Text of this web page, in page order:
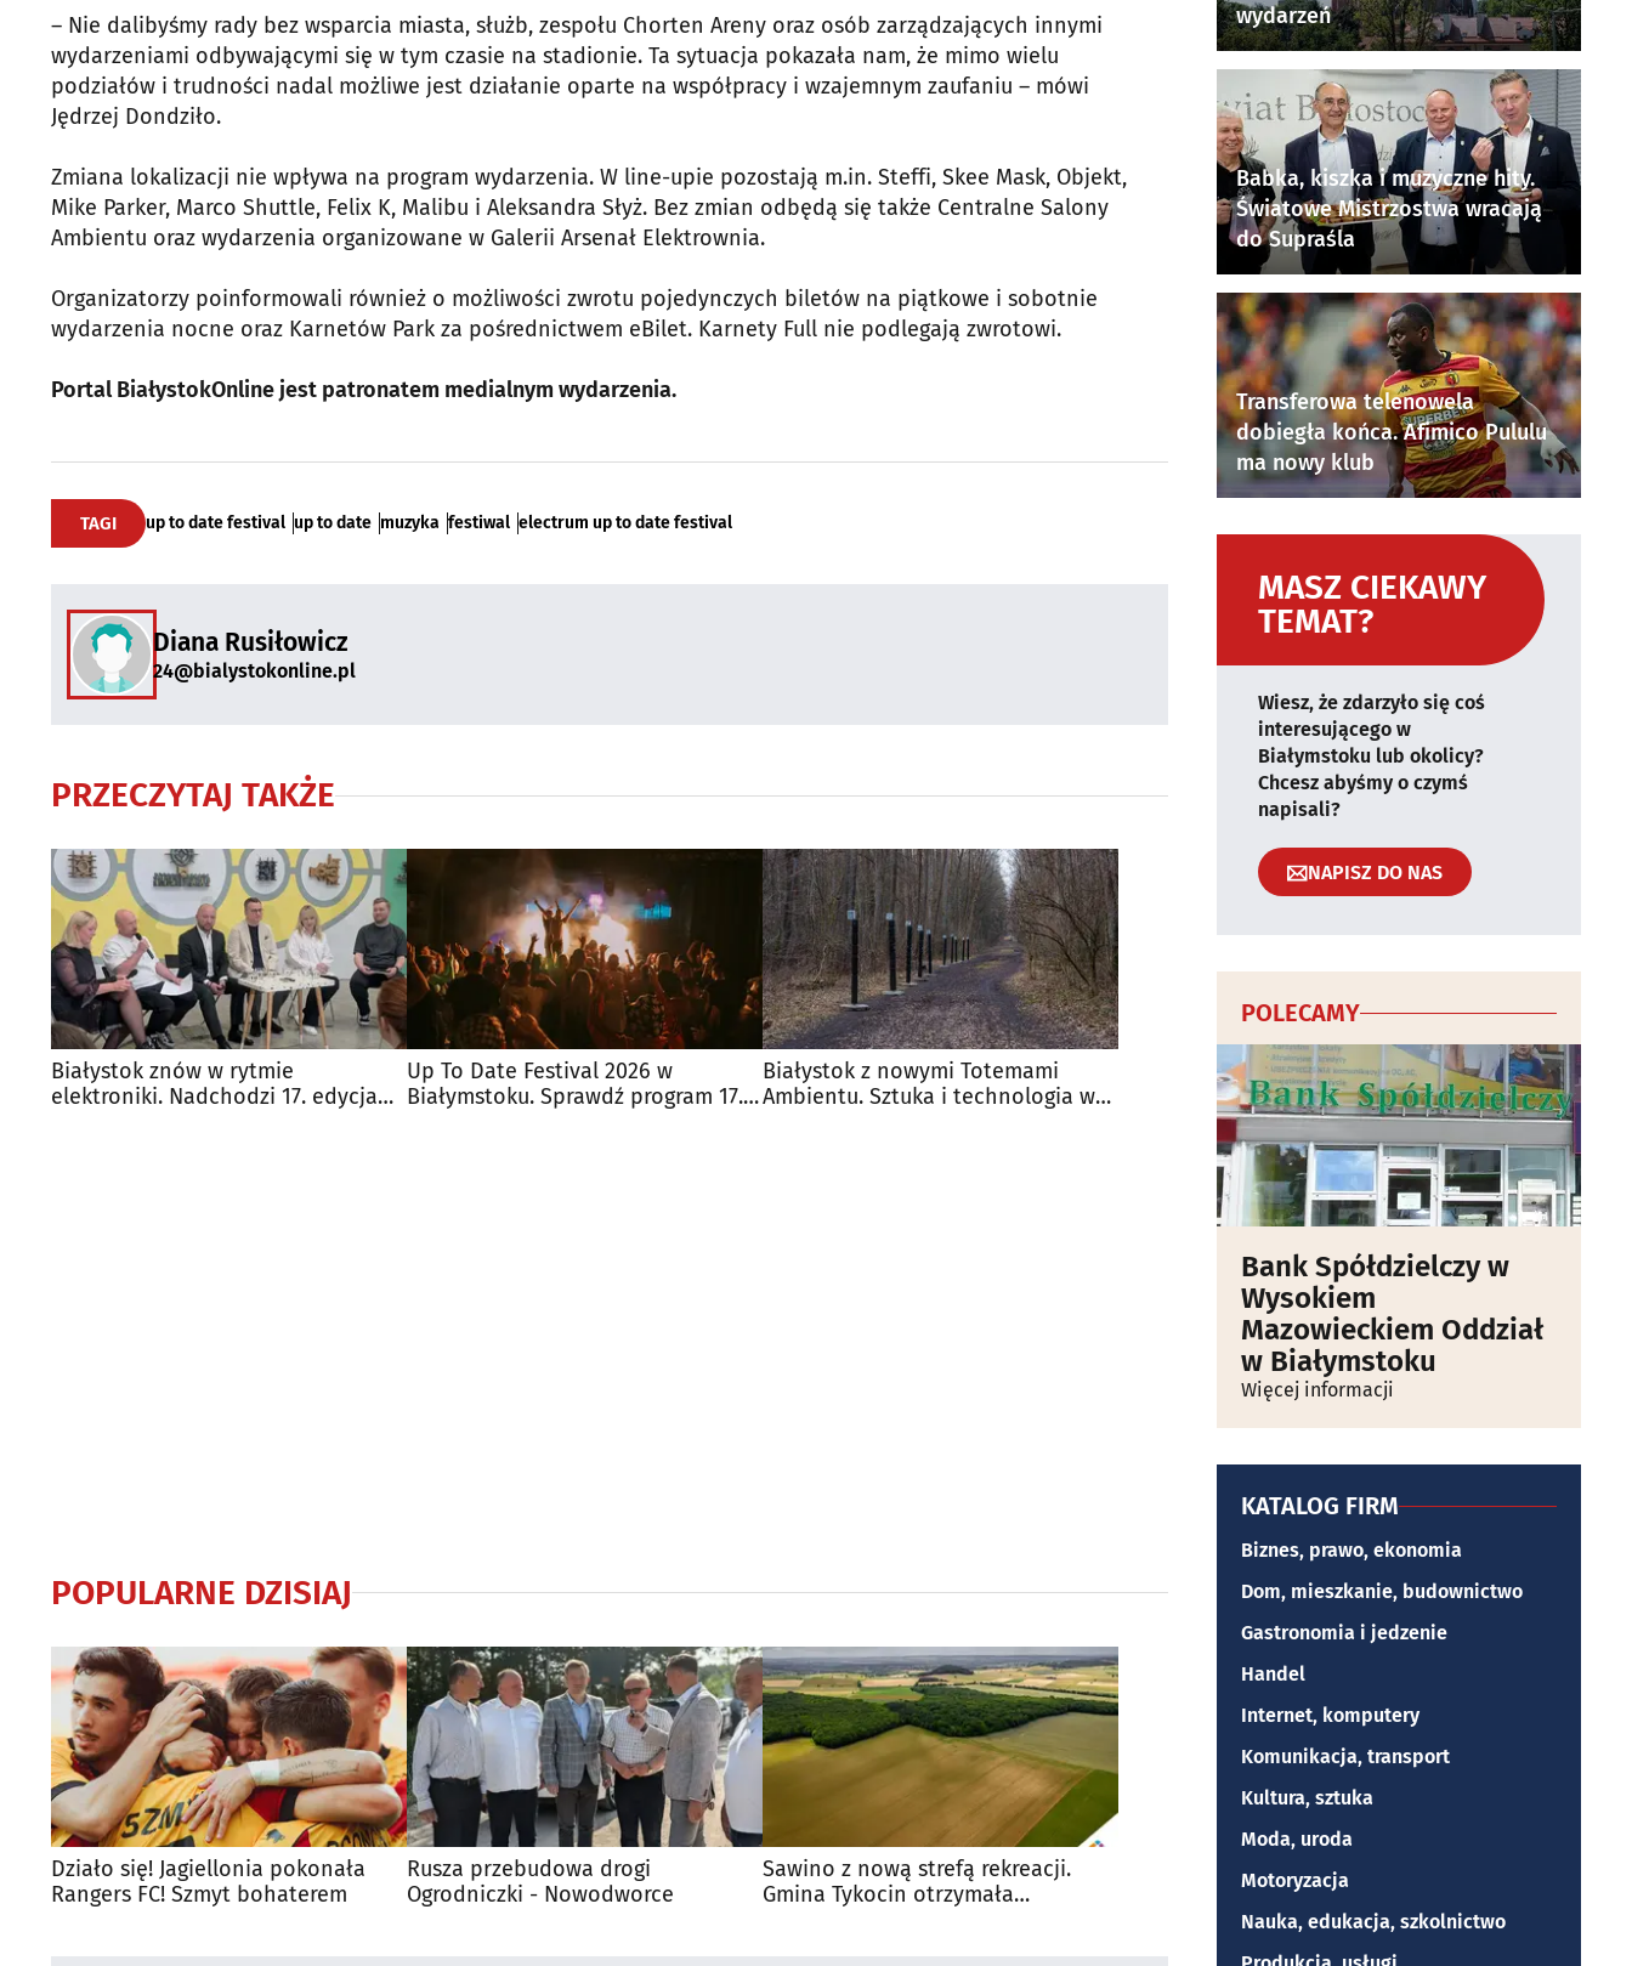
– Nie dalibyśmy rady bez wsparcia miasta, służb, zespołu Chorten Areny oraz osób zarządzających innymi
wydarzeniami odbywającymi się w tym czasie na stadionie. Ta sytuacja pokazała nam, że mimo wielu
podziałów i trudności nadal możliwe jest działanie oparte na współpracy i wzajemnym zaufaniu – mówi
Jędrzej Dondziło.
Zmiana lokalizacji nie wpływa na program wydarzenia. W line-upie pozostają m.in. Steffi, Skee Mask, Objekt,
Mike Parker, Marco Shuttle, Felix K, Malibu i Aleksandra Słyż. Bez zmian odbędą się także Centralne Salony
Ambientu oraz wydarzenia organizowane w Galerii Arsenał Elektrownia.
Organizatorzy poinformowali również o możliwości zwrotu pojedynczych biletów na piątkowe i sobotnie
wydarzenia nocne oraz Karnetów Park za pośrednictwem eBilet. Karnety Full nie podlegają zwrotowi.
Portal BiałystokOnline jest patronatem medialnym wydarzenia.
TAGI up to date festival up to date muzyka festiwal electrum up to date festival
Diana Rusiłowicz
24@bialystokonline.pl
PRZECZYTAJ TAKŻE
Białystok znów w rytmie
elektroniki. Nadchodzi 17. edycja
Up To Date Festival 2026 w
Białymstoku. Sprawdź program 17.
Białystok z nowymi Totemami
Ambientu. Sztuka i technologia w
POPULARNE DZISIAJ
Działo się! Jagiellonia pokonała
Rangers FC! Szmyt bohaterem
Rusza przebudowa drogi
Ogrodniczki - Nowodworce
Sawino z nową strefą rekreacji.
Gmina Tykocin otrzymała
wydarzeń
Babka, kiszka i muzyczne hity.
Światowe Mistrzostwa wracają
do Supraśla
Transferowa telenowela
dobiegła końca. Afimico Pululu
ma nowy klub
MASZ CIEKAWY
TEMAT?
Wiesz, że zdarzyło się coś
interesującego w
Białymstoku lub okolicy?
Chcesz abyśmy o czymś
napisali?
NAPISZ DO NAS
POLECAMY
Bank Spółdzielczy w
Wysokiem
Mazowieckiem Oddział
w Białymstoku
Więcej informacji
KATALOG FIRM
Biznes, prawo, ekonomia
Dom, mieszkanie, budownictwo
Gastronomia i jedzenie
Handel
Internet, komputery
Komunikacja, transport
Kultura, sztuka
Moda, uroda
Motoryzacja
Nauka, edukacja, szkolnictwo